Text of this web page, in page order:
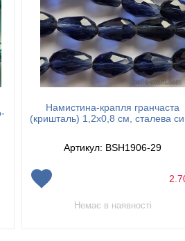
Намистина-крапля гранчаста
(кришталь) 1,2х0,8 см, сталева
Артикул: BSH1906-29
Немає в наявності